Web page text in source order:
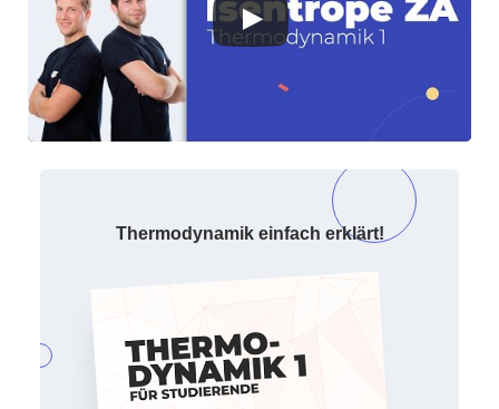
Thermodynamik einfach erklärt!